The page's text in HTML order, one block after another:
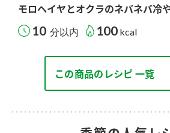
モロヘイヤとオクラのネバネバ冷
10 分以内 100 kcal
この商品のレシピ 一覧